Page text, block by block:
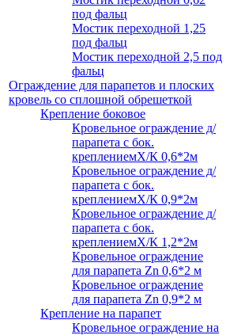
под фальц
Мостик переходной 1,25
под фальц
Мостик переходной 2,5 под
фальц
Ограждение для парапетов и плоских
кровель со сплошной обрешеткой
Крепление боковое
Кровельное ограждение д/
парапета с бок.
креплениемХ/К 0,6*2м
Кровельное ограждение д/
парапета с бок.
креплениемХ/К 0,9*2м
Кровельное ограждение д/
парапета с бок.
креплениемХ/К 1,2*2м
Кровельное ограждение
для парапета Zn 0,6*2 м
Кровельное ограждение
для парапета Zn 0,9*2 м
Крепление на парапет
Кровельное ограждение на